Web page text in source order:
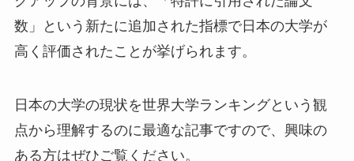
数」という新たに追加された指標で日本の大学が
高く評価されたことが挙げられます。
日本の大学の現状を世界大学ランキングという観
点から理解するのに最適な記事ですので、興味の
ある方はぜひご覧ください。